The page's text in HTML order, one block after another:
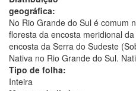
geográfica:
No Rio Grande do Sul é comum
floresta da encosta meridional
encosta da Serra do Sudeste
Nativa no Rio Grande do Sul.
Tipo de folha:
Inteira